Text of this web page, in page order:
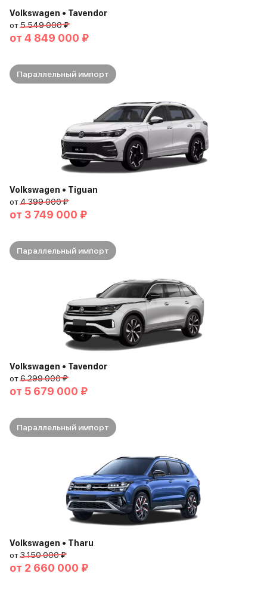
Volkswagen • Tavendor
от5 549 000 ₽
от 4 849 000 ₽
Параллельный импорт
Volkswagen • Tiguan
от4 399 000 ₽
от 3 749 000 ₽
Параллельный импорт
Volkswagen • Tavendor
от6 299 000 ₽
от 5 679 000 ₽
Параллельный импорт
Volkswagen • Tharu
от3 150 000 ₽
от 2 660 000 ₽